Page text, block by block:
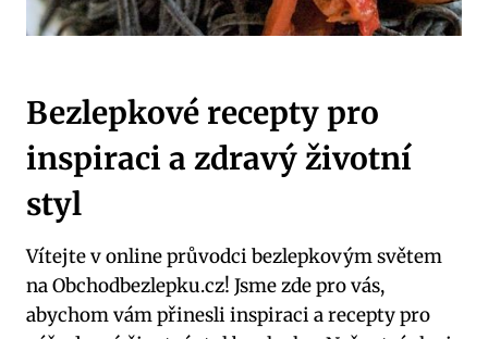
Bezlepkové recepty pro
inspiraci a zdravý životní
styl
Vítejte v online průvodci bezlepkovým světem
na Obchodbezlepku.cz! Jsme zde pro vás,
abychom vám přinesli inspiraci a recepty pro